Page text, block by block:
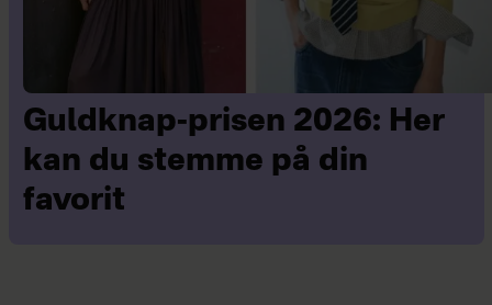
Guldknap-prisen 2026: Her
kan du stemme på din
favorit